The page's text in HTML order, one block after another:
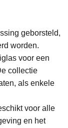
geborsteld,
worden.
voor een
collectie
als enkele
voor alle
en het